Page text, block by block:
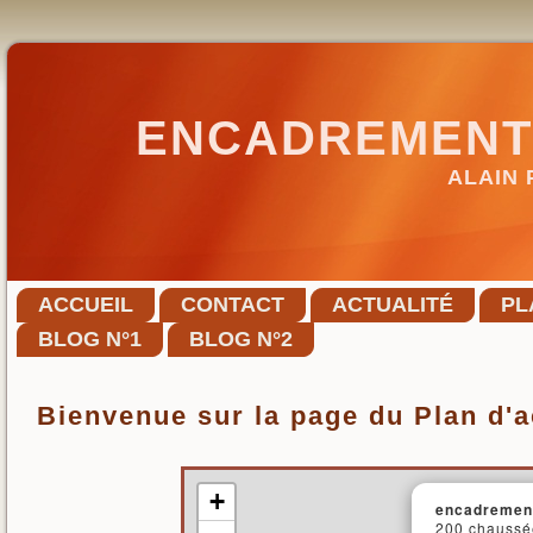
ALAIN
ACCUEIL CONTACT ACTUALITÉ
BLOG N°1
BLOG N°2
Bienvenue sur la page du Plan
200
+